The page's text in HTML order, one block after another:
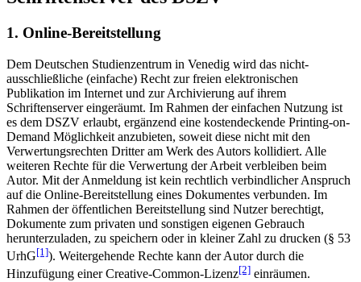
1. Online-Bereitstellung
Dem Deutschen Studienzentrum in Venedig wird das nicht-
ausschließliche (einfache) Recht zur freien elektronischen
Publikation im Internet und zur Archivierung auf ihrem
Schriftenserver eingeräumt. Im Rahmen der einfachen Nutzung ist
es dem DSZV erlaubt, ergänzend eine kostendeckende Printing-on-
Demand Möglichkeit anzubieten, soweit diese nicht mit den
Verwertungsrechten Dritter am Werk des Autors kollidiert. Alle
weiteren Rechte für die Verwertung der Arbeit verbleiben beim
Autor. Mit der Anmeldung ist kein rechtlich verbindlicher Anspruch
auf die Online-Bereitstellung eines Dokumentes verbunden. Im
Rahmen der öffentlichen Bereitstellung sind Nutzer berechtigt,
Dokumente zum privaten und sonstigen eigenen Gebrauch
herunterzuladen, zu speichern oder in kleiner Zahl zu drucken (§ 53
UrhG[1]). Weitergehende Rechte kann der Autor durch die
Hinzufügung einer Creative-Common-Lizenz[2] einräumen.